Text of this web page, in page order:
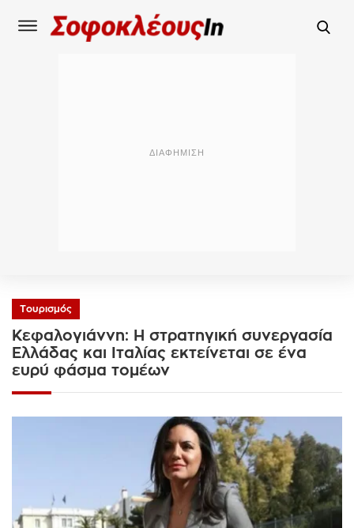
Τουρισμός
Κεφαλογιάννη: Η στρατηγική συνεργασία
Ελλάδας και Ιταλίας εκτείνεται σε ένα
ευρύ φάσμα τομέων